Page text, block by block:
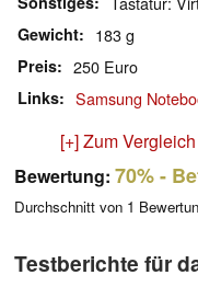
Gewicht 183 g
Preis 250 Euro
Links Samsung
[+] Zum
Bewertung: 70%-
Durchschnitt von 1
Testberichte für